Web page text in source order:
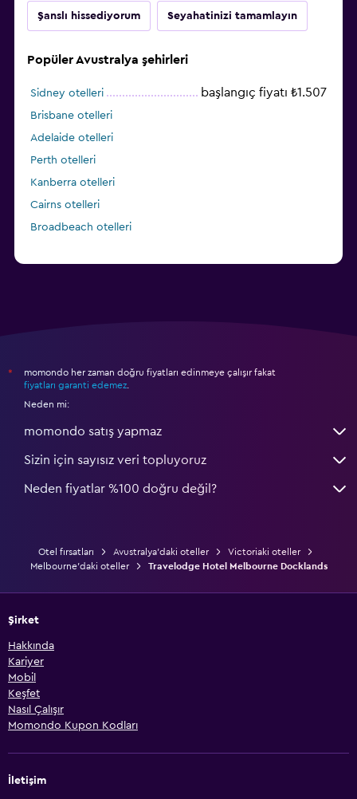
Şanslı hissediyorum Seyahatinizi tamamlayın
Popüler Avustralya şehirleri
Sidney otelleri başlangıç fiyatı ₺1.507
Brisbane otelleri
Adelaide otelleri
Perth otelleri
Kanberra otelleri
Cairns otelleri
Broadbeach otelleri
*
momondo her zaman doğru fiyatları edinmeye çalışır fakat
fiyatları garanti edemez
Neden mi:
momondo satış yapmaz
Sizin için sayısız veri topluyoruz
Neden fiyatlar %100 doğru değil?
Otel fırsatları Avustralya'daki oteller
Victoriaki oteller
Melbourne'daki oteller
Travelodge Hotel Melbourne Docklands
Şirket
Hakkında
Kariyer
Mobil
Keşfet
Nasıl Çalışır
Momondo Kupon Kodları
İletişim